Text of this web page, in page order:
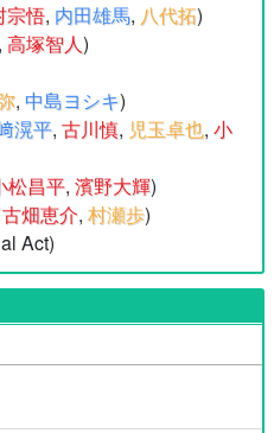
宗悟, 内田雄馬, 八代拓)
, 高塚智人)
, 中島ヨシキ)
滉平, 古川慎, 児玉卓也, 小
松昌平, 濱野大輝)
古畑恵介, 村瀬歩)
Act)